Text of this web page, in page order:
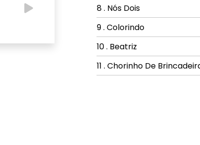
8 . Nós Dois
9 . Colorindo
10 . Beatriz
11 . Chorinho De